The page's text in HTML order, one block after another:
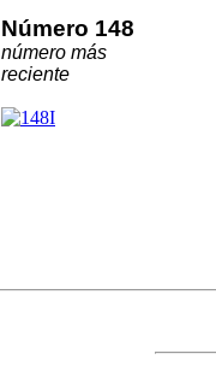
Número 148
número más
reciente